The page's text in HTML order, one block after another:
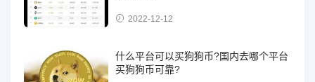
2022-12-12
什么平台可以买狗狗币?国内去哪个平台
买狗狗币可靠?